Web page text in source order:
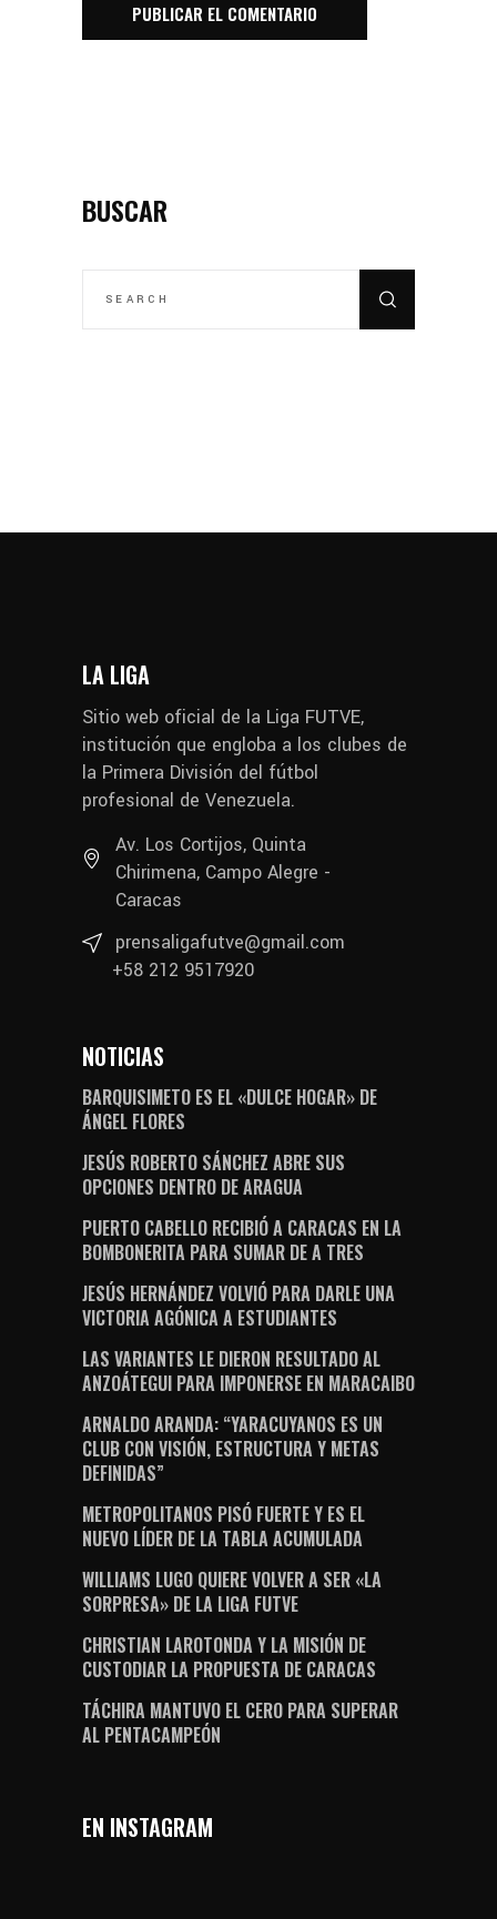
BUSCAR
LA LIGA
Sitio web oficial de la Liga FUTVE,
institución que engloba a los clubes de
la Primera División del fútbol
profesional de Venezuela.
Av. Los Cortijos, Quinta
Chirimena, Campo Alegre -
Caracas
prensaligafutve@gmail.com
+58 212 9517920
NOTICIAS
BARQUISIMETO ES EL «DULCE HOGAR» DE
ÁNGEL FLORES
JESÚS ROBERTO SÁNCHEZ ABRE SUS
OPCIONES DENTRO DE ARAGUA
PUERTO CABELLO RECIBIÓ A CARACAS EN LA
BOMBONERITA PARA SUMAR DE A TRES
JESÚS HERNÁNDEZ VOLVIÓ PARA DARLE UNA
VICTORIA AGÓNICA A ESTUDIANTES
LAS VARIANTES LE DIERON RESULTADO AL
ANZOÁTEGUI PARA IMPONERSE EN MARACAIBO
ARNALDO ARANDA: “YARACUYANOS ES UN
CLUB CON VISIÓN, ESTRUCTURA Y METAS
DEFINIDAS”
METROPOLITANOS PISÓ FUERTE Y ES EL
NUEVO LÍDER DE LA TABLA ACUMULADA
WILLIAMS LUGO QUIERE VOLVER A SER «LA
SORPRESA» DE LA LIGA FUTVE
CHRISTIAN LAROTONDA Y LA MISIÓN DE
CUSTODIAR LA PROPUESTA DE CARACAS
TÁCHIRA MANTUVO EL CERO PARA SUPERAR
AL PENTACAMPEÓN
EN INSTAGRAM